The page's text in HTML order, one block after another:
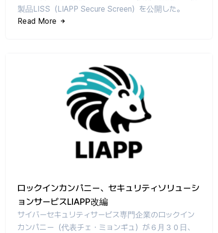
製品LISS（LIAPP Secure Screen）を公開した。
Read More
ロックインカンパニー、セキュリティソリューシ
ョンサービスLIAPP改編
サイバーセキュリティサービス専門企業のロックイン
カンパニー（代表チェ・ミョンギュ）が６月３０日、